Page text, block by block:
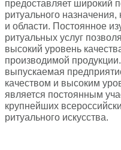
предоставляет широкий
ритуального
и области. Постоянное
ритуальных услуг
высокий уровень
производимой
выпускаемая
качеством и высоким
является постоянным
крупнейших
ритуального искусства.